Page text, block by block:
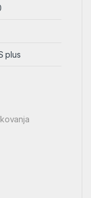
plus